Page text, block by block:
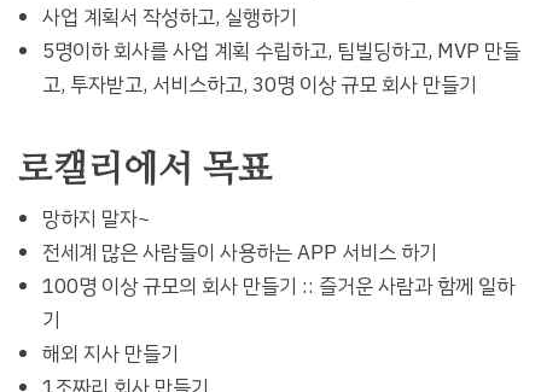
사업 계획서 작성하고, 실행하기
5명이하 회사를 사업 계획 수립하고, 팀빌딩하고, MVP 만들
고, 투자받고, 서비스하고, 30명 이상 규모 회사 만들기
로캘리에서 목표
망하지 말자~
전세계 많은 사람들이 사용하는 APP 서비스 하기
100명 이상 규모의 회사 만들기 :: 즐거운 사람과 함께 일하
기
해외 지사 만들기